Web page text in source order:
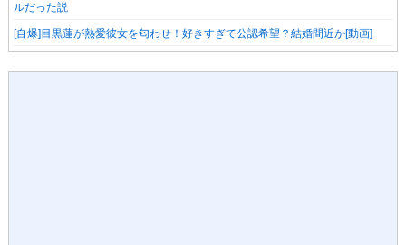
ルだった説
[自爆]目黒蓮が熱愛彼女を匂わせ！好きすぎて公認希望？結婚間近か[動画]